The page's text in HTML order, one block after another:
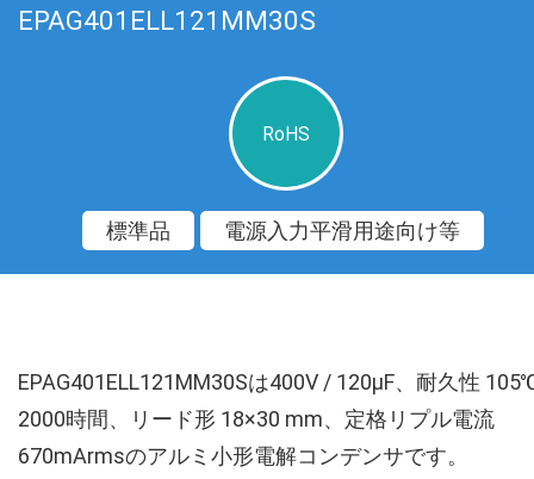
EPAG401ELL121MM30S
RoHS
標準品 電源入力平滑用途向け等
EPAG401ELL121MM30Sは400V / 120µF、耐久性
2000時間、リード形 18×30 mm、定格リプル電流
670mArmsのアルミ小形電解コンデンサです。